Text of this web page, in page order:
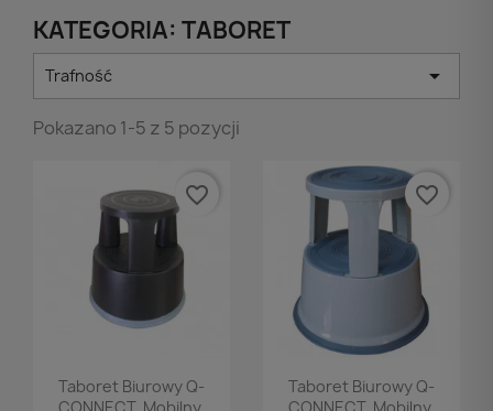
KATEGORIA: TABORET
Trafność 
Pokazano 1-5 z 5 pozycji
Podgląd
Taboret Biurowy Q-
favorite_border
Podgląd
Taboret Biurowy Q-
favorite_border